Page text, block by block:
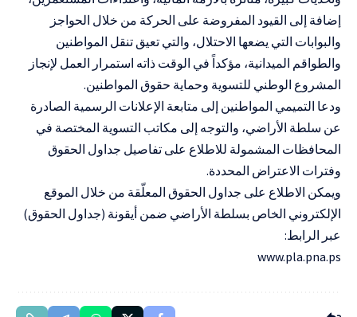
إضافة إلى القيود المفروضة على الحركة من خلال الحواجز
والبوابات التي يضعها الاحتلال، والتي تعيق تنقل المواطنين
والطواقم الميدانية، مؤكداً في الوقت ذاته استمرار العمل لإنجاز
المشروع الوطني للتسوية وحماية حقوق المواطنين.
ودعا التميمي المواطنين إلى متابعة الإعلانات الرسمية الصادرة
عن سلطة الأراضي، والتوجه إلى مكاتب التسوية المختصة في
المحافظات المشمولة للاطلاع على تفاصيل جداول الحقوق
وفترات الاعتراض المحددة.
ويمكن الاطلاع على جداول الحقوق المعلّقة من خلال الموقع
الإلكتروني الخاص بسلطة الأراضي ضمن أيقونة (جداول الحقوق)
عبر الرابط:
www.pla.pna.ps